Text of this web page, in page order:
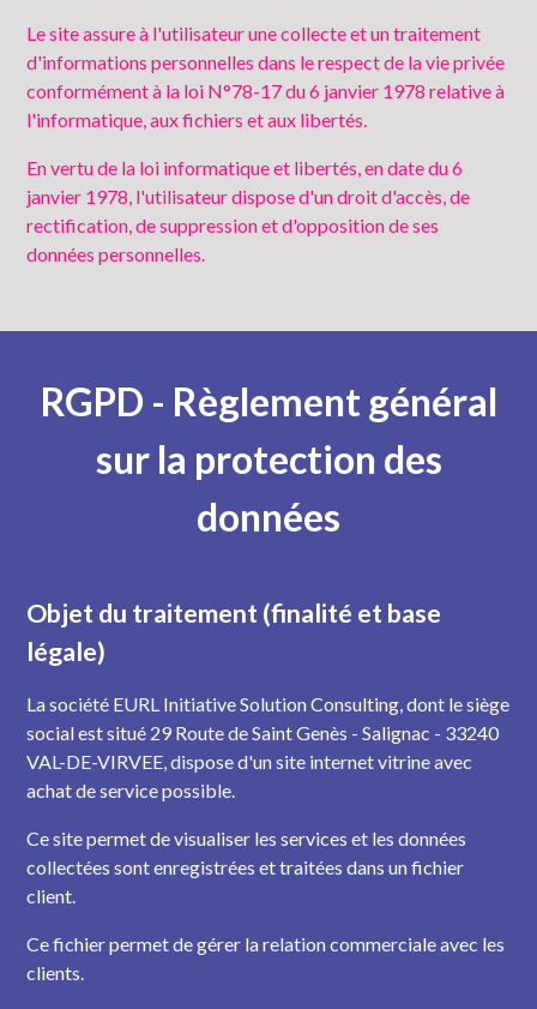
Le site assure à l'utilisateur une collecte et un traitement
d'informations personnelles dans le respect de la vie privée
conformément à la loi N°78-17 du 6 janvier 1978 relative à
l'informatique, aux fichiers et aux libertés.
En vertu de la loi informatique et libertés, en date du 6
janvier 1978, l'utilisateur dispose d'un droit d'accès, de
rectification, de suppression et d'opposition de ses
données personnelles.
RGPD - Règlement général
sur la protection des
données
Objet du traitement (finalité et base
légale)
La société EURL Initiative Solution Consulting, dont le siège
social est situé 29 Route de Saint Genès - Salignac - 33240
VAL-DE-VIRVEE, dispose d'un site internet vitrine avec
achat de service possible.
Ce site permet de visualiser les services et les données
collectées sont enregistrées et traitées dans un fichier
client.
Ce fichier permet de gérer la relation commerciale avec les
clients.